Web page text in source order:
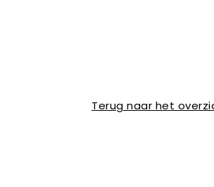
Terug naar het